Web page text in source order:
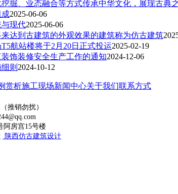
掘、业态融合等方式传承中华文化，展现古典
成2025-06-06
现代2025-06-06
达到古建筑的外观效果的建筑称为仿古建筑
航站楼将于2月20日正式投运2025-02-19
饰装修安全生产工作的通知2024-12-06
则 2024-10-12
赏析施工现场新闻中心关于我们联系方式
（推销勿扰）
阿房宫15号楼
陕西仿古建筑设计